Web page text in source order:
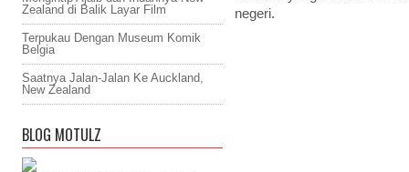
negeri.
Zealand di Balik Layar Film
Terpukau Dengan Museum Komik
Belgia
Saatnya Jalan-Jalan Ke Auckland,
New Zealand
BLOG MOTULZ